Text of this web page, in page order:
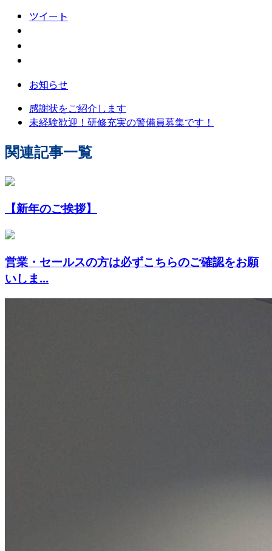
ツイート
お知らせ
感謝状をご紹介します
未経験歓迎！研修充実の警備員募集です！
関連記事一覧
【新年のご挨拶】
営業・セールスの方は必ずこちらのご確認をお願
いしま...